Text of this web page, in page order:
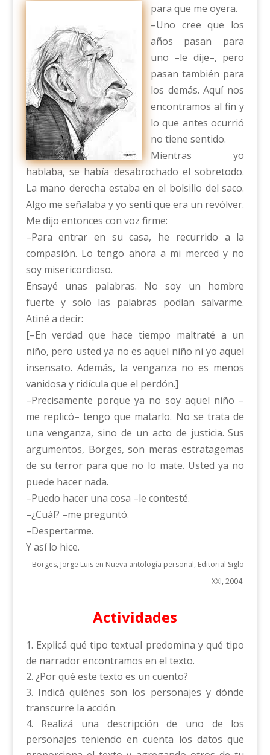
para que me oyera.
–Uno cree que los
años pasan para
uno –le dije–, pero
pasan también para
los demás. Aquí nos
encontramos al fin y
lo que antes ocurrió
no tiene sentido.
Mientras yo
hablaba, se había desabrochado el sobretodo.
La mano derecha estaba en el bolsillo del saco.
Algo me señalaba y yo sentí que era un revólver.
Me dijo entonces con voz firme:
–Para entrar en su casa, he recurrido a la
compasión. Lo tengo ahora a mi merced y no
soy misericordioso.
Ensayé unas palabras. No soy un hombre
fuerte y solo las palabras podían salvarme.
Atiné a decir:
[–En verdad que hace tiempo maltraté a un
niño, pero usted ya no es aquel niño ni yo aquel
insensato. Además, la venganza no es menos
vanidosa y ridícula que el perdón.]
–Precisamente porque ya no soy aquel niño –
me replicó– tengo que matarlo. No se trata de
una venganza, sino de un acto de justicia. Sus
argumentos, Borges, son meras estratagemas
de su terror para que no lo mate. Usted ya no
puede hacer nada.
–Puedo hacer una cosa –le contesté.
–¿Cuál? –me preguntó.
–Despertarme.
Y así lo hice.
Borges, Jorge Luis en Nueva antología personal, Editorial Siglo
XXI, 2004.
Actividades
Explicá qué tipo textual predomina y qué tipo
de narrador encontramos en el texto.
¿Por qué este texto es un cuento?
Indicá quiénes son los personajes y dónde
transcurre la acción.
Realizá una descripción de uno de los
personajes teniendo en cuenta los datos que